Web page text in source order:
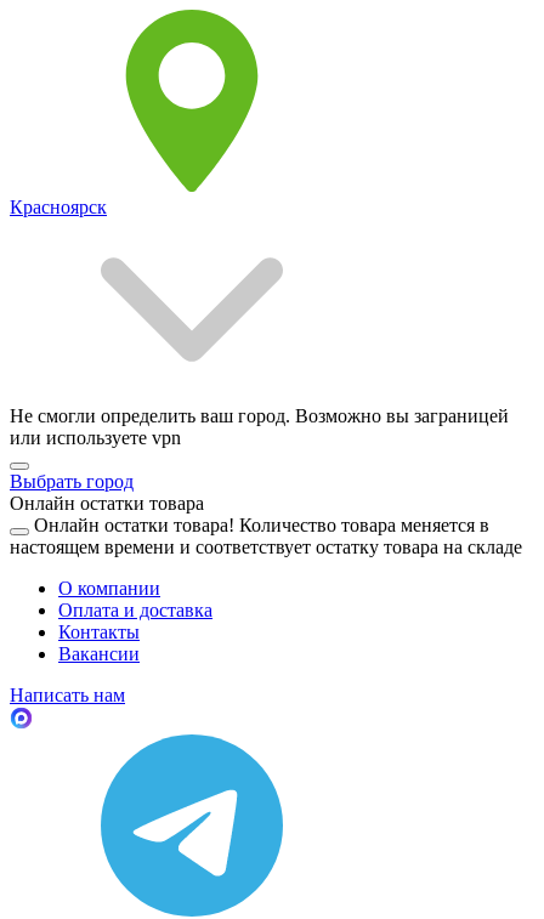
Красноярск
Не смогли определить ваш город. Возможно вы заграницей
или используете vpn
Выбрать город
Онлайн остатки товара
Онлайн остатки товара! Количество товара меняется в
настоящем времени и соответствует остатку товара на складе
О компании
Оплата и доставка
Контакты
Вакансии
Написать нам